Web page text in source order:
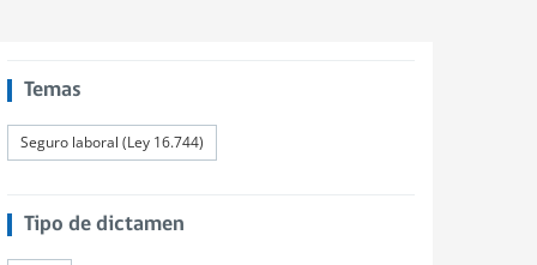
Temas
Seguro laboral (Ley 16.744)
Tipo de dictamen